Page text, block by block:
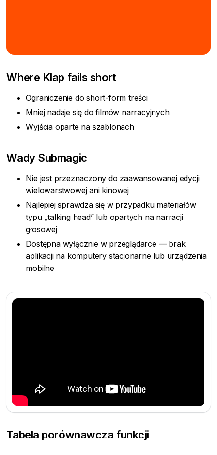
Where Klap fails short
Ograniczenie do short-form treści
Mniej nadaje się do filmów narracyjnych
Wyjścia oparte na szablonach
Wady Submagic
Nie jest przeznaczony do zaawansowanej edycji
wielowarstwowej ani kinowej
Najlepiej sprawdza się w przypadku materiałów
typu „talking head” lub opartych na narracji
głosowej
Dostępna wyłącznie w przeglądarce — brak
aplikacji na komputery stacjonarne lub urządzenia
mobilne
Tabela porównawcza funkcji